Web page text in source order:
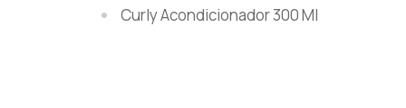
Curly Acondicionador 300 Ml